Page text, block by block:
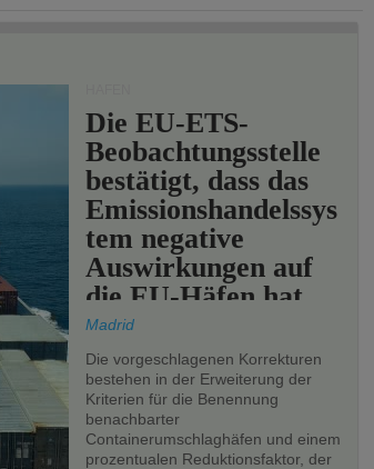
Die EU-ETS-
Beobachtungsstelle
bestätigt, dass das
Emissionshandelssys
tem negative
Auswirkungen auf
die EU-Häfen hat.
Madrid
Die vorgeschlagenen Korrekturen
bestehen in der Erweiterung der
Kriterien für die Benennung
benachbarter
Containerumschlaghäfen und einem
prozentualen Reduktionsfaktor, der